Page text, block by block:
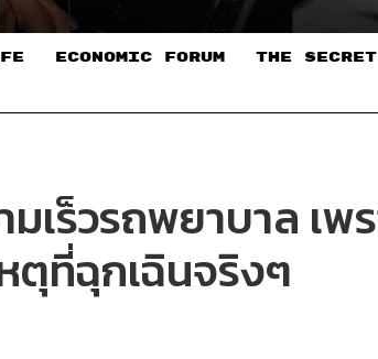
ECONOMIC FORUM THE
เร็วรถพยาบาล เ
ตุที่ฉุกเฉินจริงๆ